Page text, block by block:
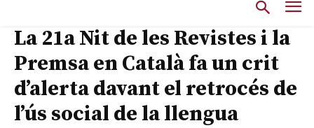
La 21a Nit de les Revistes i la
Premsa en Català fa un crit
d’alerta davant el retrocés de
l’ús social de la llengua